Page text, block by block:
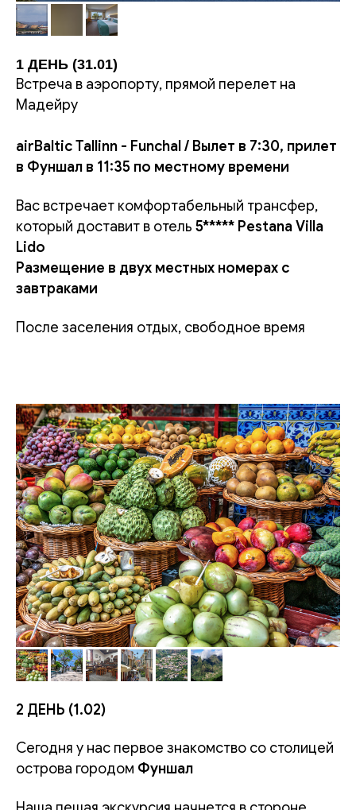
1 ДЕНЬ (31.01)
Встреча в аэропорту, прямой перелет на
Мадейру
airBaltic Tallinn - Funchal / Вылет в 7:30, прилет
в Фуншал в 11:35 по местному времени
Вас встречает комфортабельный трансфер,
который доставит в отель 5***** Pestana Villa
Lido
Размещение в двух местных номерах с
завтраками
После заселения отдых, свободное время
2 ДЕНЬ (1.02)
Сегодня у нас первое знакомство со столицей
острова городом Фуншал